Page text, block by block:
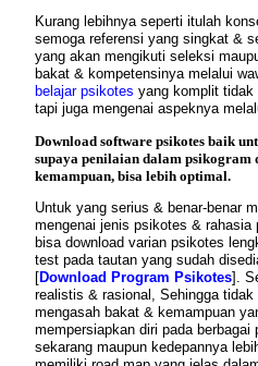
Kurang lebihnya seperti itulah
semoga referensi yang singkat &
yang akan mengikuti seleksi
bakat & kompetensinya melalui
belajar psikotes yang komplit
tapi juga mengenai aspeknya
Download software psikotes baik
supaya penilaian dalam psikogram
kemampuan, bisa lebih optimal.
Untuk yang serius & benar-benar
mengenai jenis psikotes & rahasia
bisa download varian psikotes
test pada tautan yang sudah
[Download Program Psikotes].
realistis & rasional, Sehingga
mengasah bakat & kemampuan
mempersiapkan diri pada berbagai
sekarang maupun kedepannya